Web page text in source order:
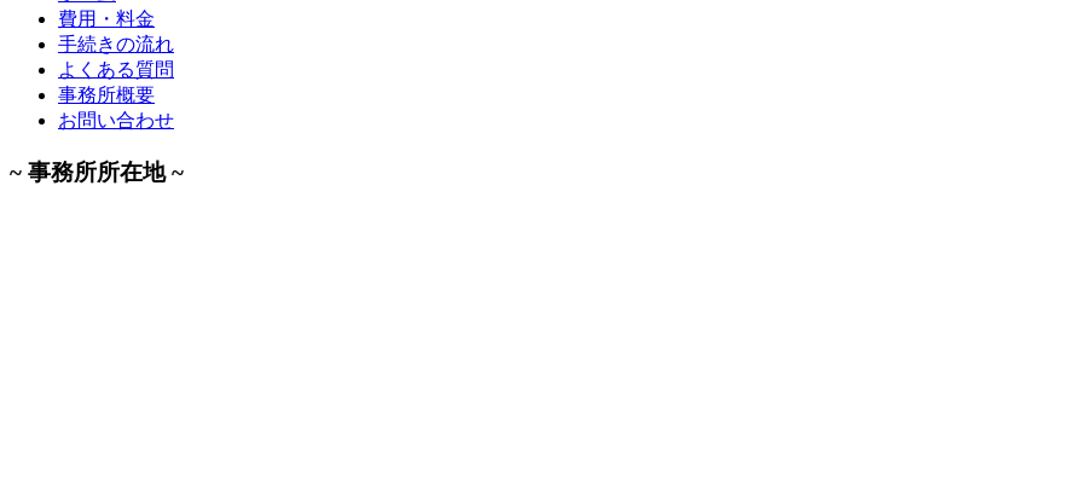
費用・料金
手続きの流れ
よくある質問
事務所概要
お問い合わせ
~ 事務所所在地 ~